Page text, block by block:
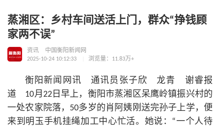
蒸湘区：乡村车间送活上门，群众“挣钱顾
家两不误”
资讯
中国衡阳新闻网
2025-10-24 10:12:33
浏览量：11.83万+
衡阳新闻网讯 通讯员张子欣 龙青 谢睿报
道 10月22日早上，衡阳市蒸湘区呆鹰岭镇振兴村的
一处农家院落，50多岁的肖阿姨刚送完孙子上学，便
来到明玉手机挂绳加工中心忙活。她说：“一个人待